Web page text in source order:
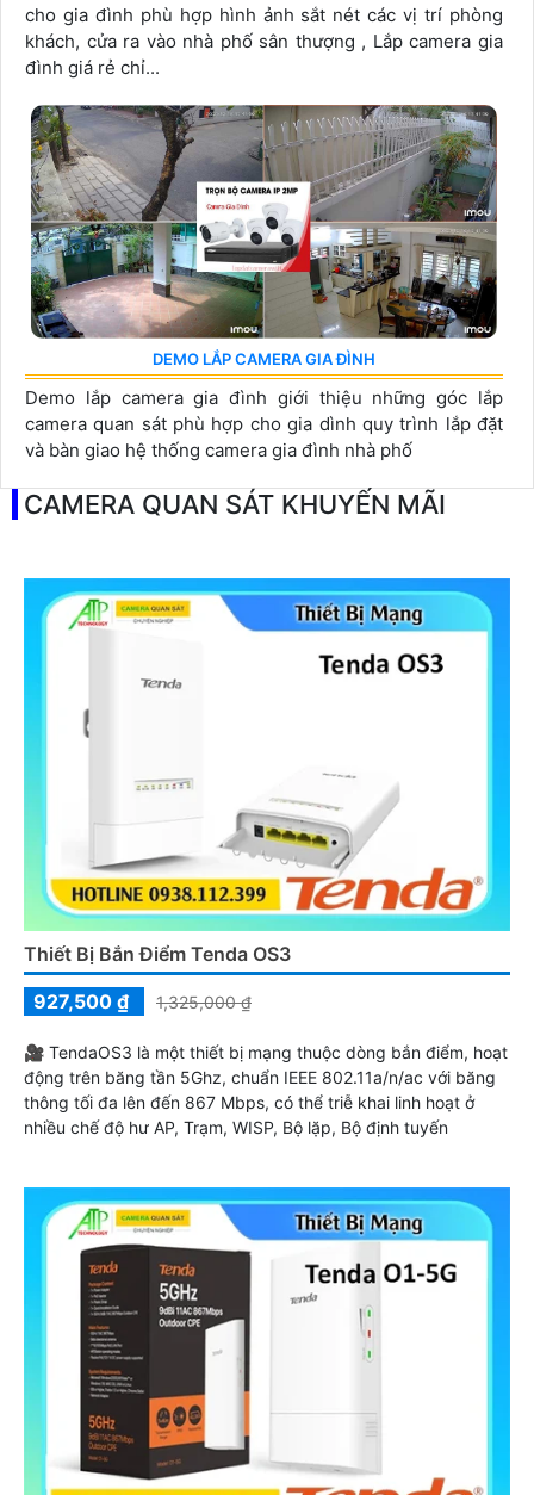
cho gia đình phù hợp hình ảnh sắt nét các vị trí phòng
khách, cửa ra vào nhà phố sân thượng , Lắp camera gia
đình giá rẻ chỉ...
DEMO LẮP CAMERA GIA ĐÌNH
Demo lắp camera gia đình giới thiệu những góc lắp
camera quan sát phù hợp cho gia dình quy trình lắp đặt
và bàn giao hệ thống camera gia đình nhà phố
CAMERA QUAN SÁT KHUYẾN MÃI
Thiết Bị Bắn Điểm Tenda OS3
927,500 ₫
1,325,000 ₫
🎥 TendaOS3 là một thiết bị mạng thuộc dòng bắn điểm, hoạt
động trên băng tần 5Ghz, chuẩn IEEE 802.11a/n/ac với băng
thông tối đa lên đến 867 Mbps, có thể triễ khai linh hoạt ở
nhiều chế độ hư AP, Trạm, WISP, Bộ lặp, Bộ định tuyến